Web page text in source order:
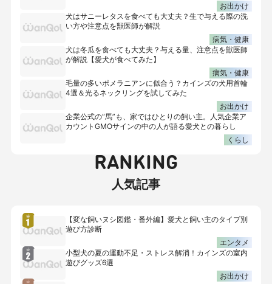
お出かけ
犬はサニーレタスを食べても大丈夫？生で与える際の洗
い方や注意点を獣医師が解説
病気・健康
犬は冬瓜を食べても大丈夫？与える量、注意点を獣医師
が解説【愛犬が食べてみた】
病気・健康
毛量の多いポメラニアンに似合う？カインズの犬用首輪
4選＆光るネックリングを試してみた
お出かけ
企業公式の“馬”も、家ではひとりの飼い主。人気企業ア
カウントGMOサインの中の人が語る愛犬との暮らし
くらし
RANKING
人気記事
【変な飼いヌシ図鑑・番外編】愛犬と飼い主のタイプ別
遊び方診断
エンタメ
小型犬の夏の運動不足・ストレス解消！カインズの室内
遊びグッズ6選
お出かけ